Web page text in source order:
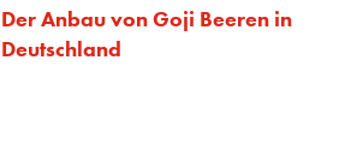
Der Anbau von Goji Beeren in
Deutschland